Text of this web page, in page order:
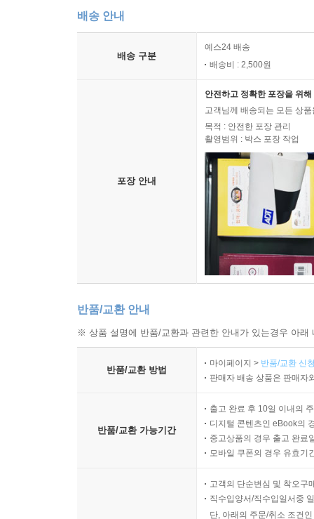
배송 안내
배송 구분
예스24 배송
배송비 : 2,500원
포장 안내
안전하고 정확한 포장을 위
고객님께 배송되는 모든 상
목적 : 안전한 포장 관리
촬영범위 : 박스 포장 작업
반품/교환 안내
※ 상품 설명에 반품/교환과 관련한 안내가 있는경우 아
반품/교환 방법
마이페이지 > 반품/교환 신
판매자 배송 상품은 판매자
반품/교환 가능기간
출고 완료 후 10일 이내의
디지털 콘텐츠인 eBook의
중고상품의 경우 출고 완료
모바일 쿠폰의 경우 유효기
고객의 단순변심 및 착오구
직수입양서/직수입일서중
단, 아래의 주문/취소 조건